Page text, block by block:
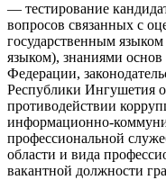
— тестирование
вопросов связанных с
государственным
языком), знаниями
Федерации,
Республики Ингушетия
противодействии
информационно-
профессиональной
области и вида
вакантной должности